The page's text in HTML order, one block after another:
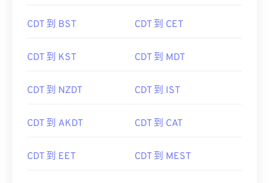
CDT 到 BST CDT 到 CET
CDT 到 KST CDT 到 MDT
CDT 到 NZDT CDT 到 IST
CDT 到 AKDT CDT 到 CAT
CDT 到 EET CDT 到 MEST